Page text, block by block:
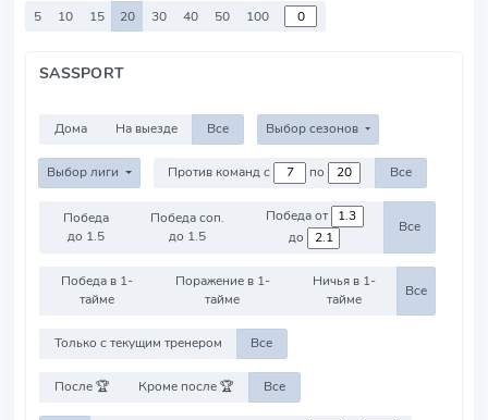
5 10 15 20 30 40 50 100
SASSPORT
Дома На выезде Все Выбор сезонов
Выбор лиги Против команд с по Все
Победа
до 1.5
Победа соп.
до 1.5
Победа от
до
Все
Победа в 1-
тайме
Поражение в 1-
тайме
Ничья в 1-
тайме
Все
Только с текущим тренером Все
После 🏆 Кроме после 🏆 Все